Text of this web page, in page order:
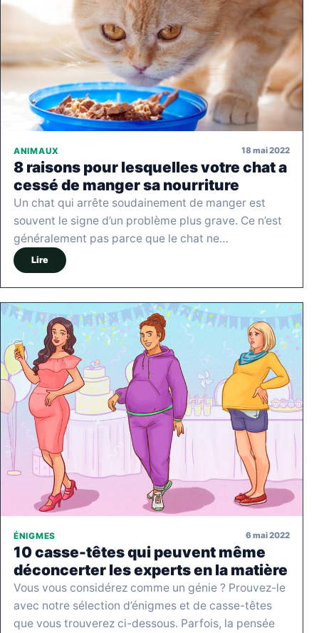
ANIMAUX 18 mai 2022
8 raisons pour lesquelles votre chat a
cessé de manger sa nourriture
Un chat qui arrête soudainement de manger est
souvent le signe d’un problème plus grave. Ce n’est
généralement pas parce que le chat ne…
Lire
ÉNIGMES 6 mai 2022
10 casse-têtes qui peuvent même
déconcerter les experts en la matière
Vous vous considérez comme un génie ? Prouvez-le
avec notre sélection d’énigmes et de casse-têtes
que vous trouverez ci-dessous. Parfois, la pensée